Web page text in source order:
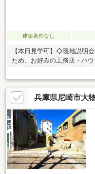
建築条件なし
【本日見学可】◇現地説明
ため、お好みの工務店・ハ
ニエンスストアございます。
兵庫県尼崎市大